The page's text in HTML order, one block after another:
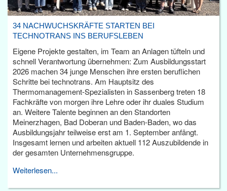
34 NACHWUCHSKRÄFTE STARTEN BEI
TECHNOTRANS INS BERUFSLEBEN
Eigene Projekte gestalten, im Team an Anlagen tüfteln und
schnell Verantwortung übernehmen: Zum Ausbildungsstart
2026 machen 34 junge Menschen ihre ersten beruflichen
Schritte bei technotrans. Am Hauptsitz des
Thermomanagement-Spezialisten in Sassenberg treten 18
Fachkräfte von morgen ihre Lehre oder ihr duales Studium
an. Weitere Talente beginnen an den Standorten
Meinerzhagen, Bad Doberan und Baden-Baden, wo das
Ausbildungsjahr teilweise erst am 1. September anfängt.
Insgesamt lernen und arbeiten aktuell 112 Auszubildende in
der gesamten Unternehmensgruppe.
Weiterlesen...